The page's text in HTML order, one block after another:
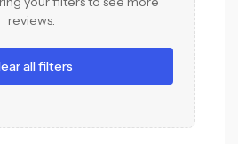
reviews.
all filters